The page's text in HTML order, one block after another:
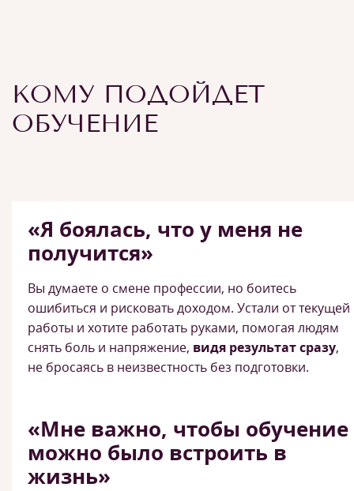
КОМУ ПОДОЙДЕТ
ОБУЧЕНИЕ
«Я боялась, что у меня не
получится»
Вы думаете о смене профессии, но боитесь
ошибиться и рисковать доходом. Устали от текущей
работы и хотите работать руками, помогая людям
снять боль и напряжение, видя результат сразу,
не бросаясь в неизвестность без подготовки.
«Мне важно, чтобы обучение
можно было встроить в
жизнь»